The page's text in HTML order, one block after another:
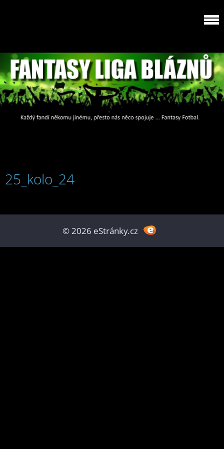
25_kolo_24
© 2026 eStránky.cz